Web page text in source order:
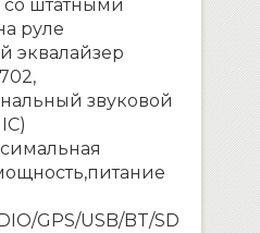
штатными
руле
эквалайзер
звуковой
IC)
/GPS/USB/BT/SD